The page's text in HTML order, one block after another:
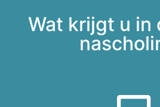
Wat krijgt u in